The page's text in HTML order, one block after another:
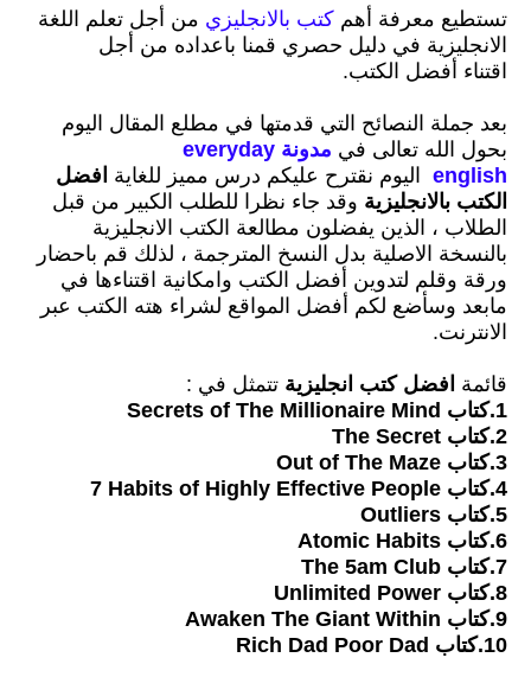
تستطيع معرفة أهم كتب بالانجليزي من أجل تعلم اللغة
الانجليزية في دليل حصري قمنا باعداده من أجل
اقتناء أفضل الكتب.
بعد جملة النصائح التي قدمتها في مطلع المقال اليوم
بحول الله تعالى في
مدونة everyday
english اليوم نقترح عليكم درس مميز للغاية افضل
الكتب بالانجليزية وقد جاء نظرا للطلب الكبير من قبل
الطلاب ، الذين يفضلون مطالعة الكتب الانجليزية
بالنسخة الاصلية بدل النسخ المترجمة ، لذلك قم باحضار
ورقة وقلم لتدوين أفضل الكتب وامكانية اقتناءها في
مابعد وسأضع لكم أفضل المواقع لشراء هته الكتب عبر
الانترنت.
قائمة افضل كتب انجليزية تتمثل في :
1.كتاب
‎Secrets of The Millionaire Mind‎
2.كتاب The Secret
3.كتاب Out of The Maze
4.كتاب
‎7‎ Habits of Highly Effective People
5.كتاب
‎Outliers‎
6.كتاب ‎Atomic Habits‎
7.كتاب ‎The ‎5‎am Club‎
8.كتاب
Unlimited Power
9.كتاب
Awaken The Giant Within
10.كتاب
Rich Dad Poor Dad